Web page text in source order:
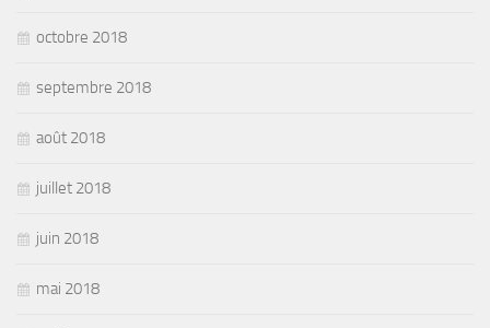
octobre 2018
septembre 2018
août 2018
juillet 2018
juin 2018
mai 2018